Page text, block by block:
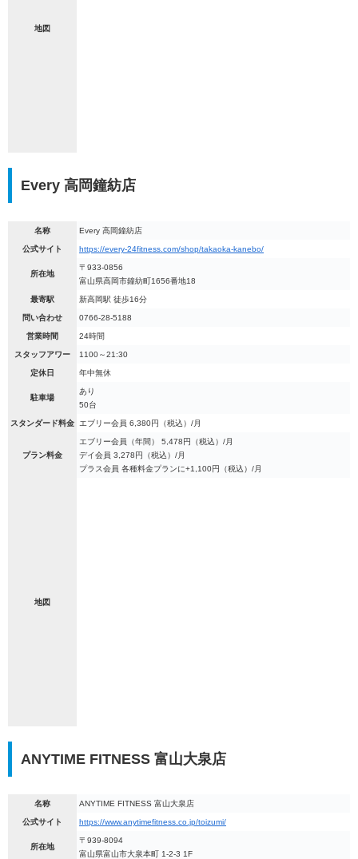
地図
Every 高岡鐘紡店
名称 Every 高岡鐘紡店
公式サイト https://every-24fitness.com/shop/takaoka-kanebo/
所在地
〒933-0856
富山県高岡市鐘紡町1656番地18
最寄駅 新高岡駅 徒歩16分
問い合わせ 0766-28-5188
営業時間 24時間
スタッフアワー 1100～21:30
定休日 年中無休
駐車場
あり
50台
スタンダード料金 エブリー会員 6,380円（税込）/月
プラン料金
エブリー会員（年間） 5,478円（税込）/月
デイ会員 3,278円（税込）/月
プラス会員 各種料金プランに+1,100円（税込）/月
地図
ANYTIME FITNESS 富山大泉店
名称 ANYTIME FITNESS 富山大泉店
公式サイト https://www.anytimefitness.co.jp/toizumi/
所在地
〒939-8094
富山県富山市大泉本町 1-2-3 1F